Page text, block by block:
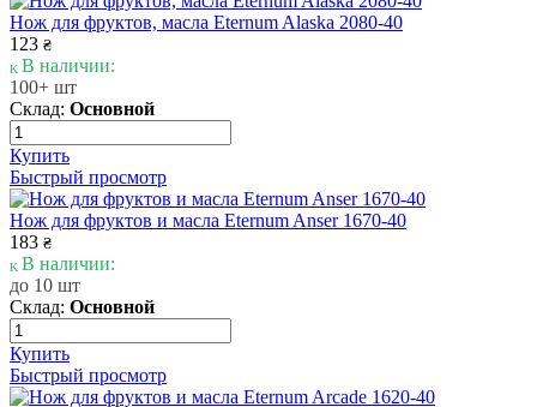
Нож для фруктов, масла Eternum Alaska 2080-40
123 ₴
В наличии:
100+ шт
Склад: Основной
Купить
Быстрый просмотр
Нож для фруктов и масла Eternum Anser 1670-40
183 ₴
В наличии:
до 10 шт
Склад: Основной
Купить
Быстрый просмотр